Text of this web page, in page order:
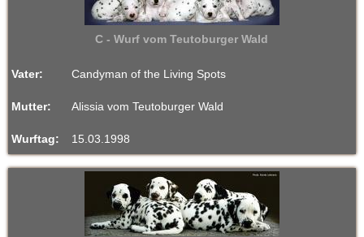
C - Wurf vom Teutoburger Wald
Vater: Candyman of the Living Spots
Mutter: Alissia vom Teutoburger Wald
Wurftag: 15.03.1998